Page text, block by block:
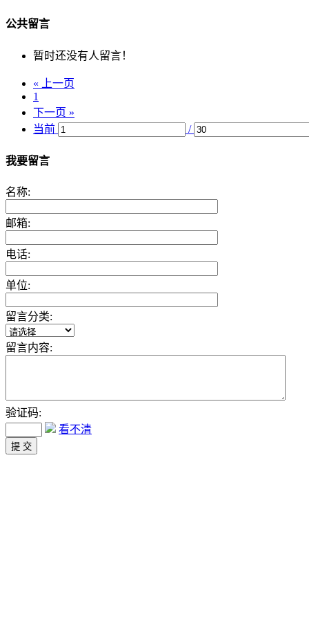
公共留言
暂时还没有人留言！
« 上一页
1
下一页 »
当前
/
我要留言
名称:
邮箱:
电话:
单位:
留言分类:
留言内容:
验证码:
看不清